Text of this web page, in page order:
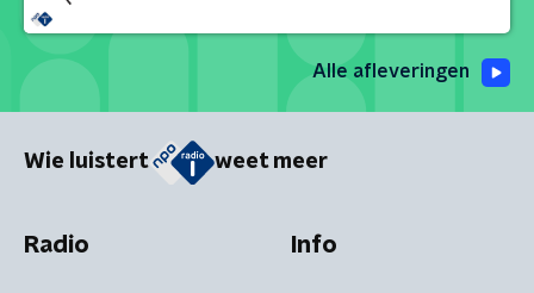
Alle afleveringen
Wie luistert weet meer
Radio Info